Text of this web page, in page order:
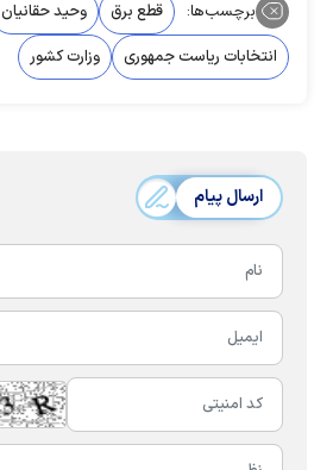
برچسب‌ها: قطع برق
وحید حقانیان
انتخابات ریاست جمهوری
وزارت کشور
ارسال پیام